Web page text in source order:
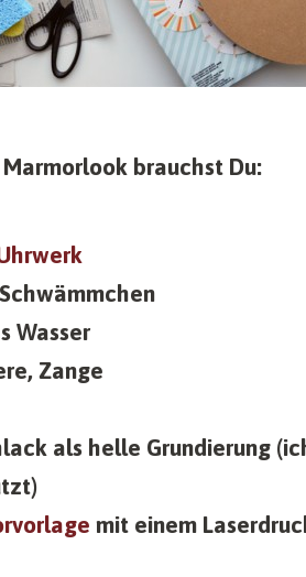
Marmorlook brauchst Du:
Wasser
Zange
als helle Grundierung
mit einem